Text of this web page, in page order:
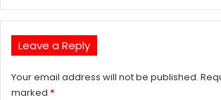
Leave a Reply
Your email address will not be published.
marked *